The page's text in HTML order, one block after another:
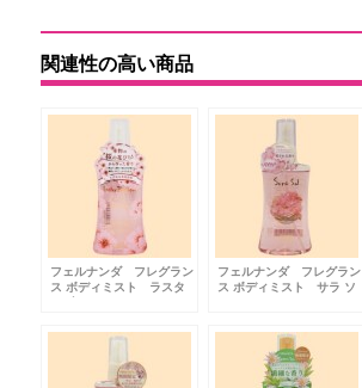
関連性の高い商品
フェルナンダ フレグラン
ス ボディミスト ラスタ
ーブロッサム
フェルナンダ フレグラン
ス ボディミスト サラ ソ